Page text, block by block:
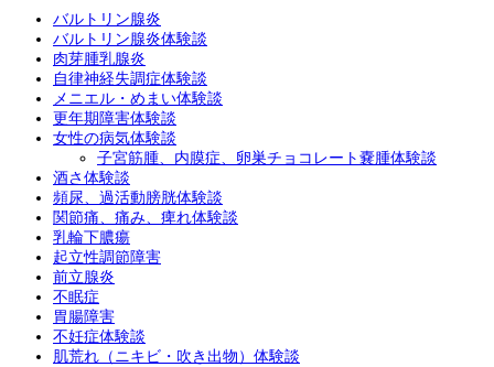
バルトリン腺炎
バルトリン腺炎体験談
肉芽腫乳腺炎
自律神経失調症体験談
メニエル・めまい体験談
更年期障害体験談
女性の病気体験談
子宮筋腫、内膜症、卵巣チョコレート嚢腫体験談
酒さ体験談
頻尿、過活動膀胱体験談
関節痛、痛み、痺れ体験談
乳輪下膿瘍
起立性調節障害
前立腺炎
不眠症
胃腸障害
不妊症体験談
肌荒れ（ニキビ・吹き出物）体験談